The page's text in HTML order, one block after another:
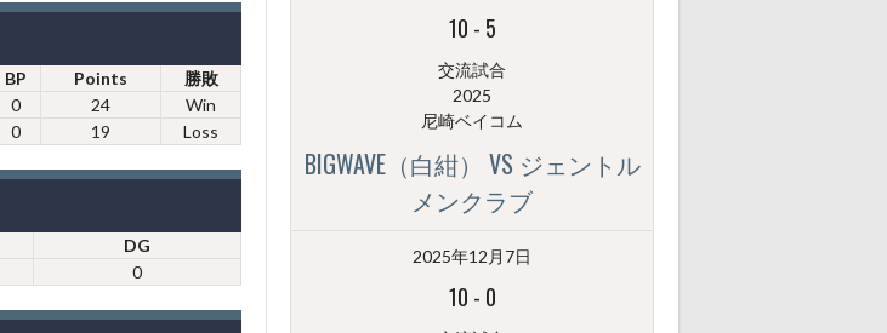
BP Points
勝敗
0 24
Win
0 19 Loss
DG
0
10 - 5
交流試合
2025
尼崎ベイコム
BIGWAVE（白紺） VS ジェントル
メンクラブ
2025年12月7日
10 - 0